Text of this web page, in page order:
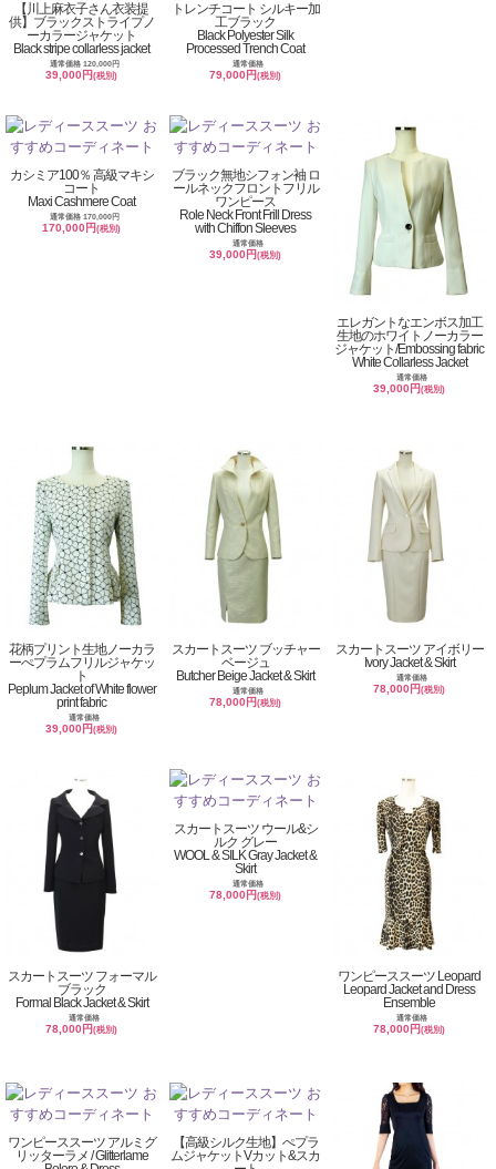
【川上麻衣子さん衣装提
供】ブラックストライプノ
ーカラージャケット
Black stripe collarless jacket
通常価格 120,000円
39,000円(税別)
トレンチコート シルキー加
工ブラック
Black Polyester Silk
Processed Trench Coat
通常価格
79,000円(税別)
カシミア100％ 高級マキシ
コート
Maxi Cashmere Coat
通常価格 170,000円
170,000円(税別)
ブラック無地シフォン袖 ロ
ールネックフロントフリル
ワンピース
Role Neck Front Frill Dress
with Chiffon Sleeves
通常価格
39,000円(税別)
エレガントなエンボス加工
生地のホワイトノーカラー
ジャケット/Embossing fabric
White Collarless Jacket
通常価格
39,000円(税別)
花柄プリント生地ノーカラ
ーぺプラムフリルジャケッ
ト
Peplum Jacket of White flower
print fabric
通常価格
39,000円(税別)
スカートスーツ ブッチャー
ベージュ
Butcher Beige Jacket & Skirt
通常価格
78,000円(税別)
スカートスーツ アイボリー
Ivory Jacket & Skirt
通常価格
78,000円(税別)
スカートスーツ フォーマル
ブラック
Formal Black Jacket & Skirt
通常価格
78,000円(税別)
スカートスーツ ウール&シ
ルク グレー
WOOL & SILK Gray Jacket &
Skirt
通常価格
78,000円(税別)
ワンピーススーツ Leopard
Leopard Jacket and Dress
Ensemble
通常価格
78,000円(税別)
ワンピーススーツ アルミグ
リッターラメ / Glitterlame
【高級シルク生地】ぺプラ
ムジャケットVカット&スカ